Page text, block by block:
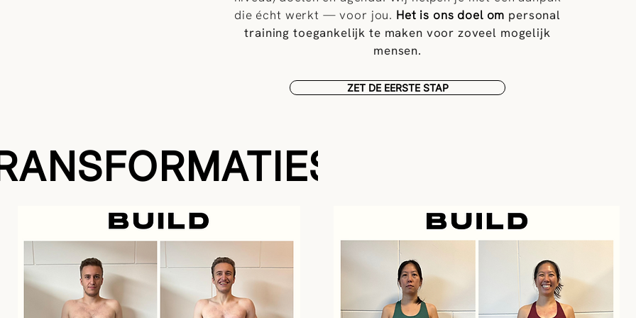
die écht werkt — voor jou. Het is ons doel om personal
training toegankelijk te maken voor zoveel mogelijk
mensen.
ZET DE EERSTE STAP